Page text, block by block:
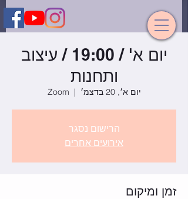
יום א' / 19:00 / עיצוב
ותחנות
יום א׳, 20 בדצמ׳
  |
Zoom
הרישום נסגר
אירועים אחרים
זמן ומיקום